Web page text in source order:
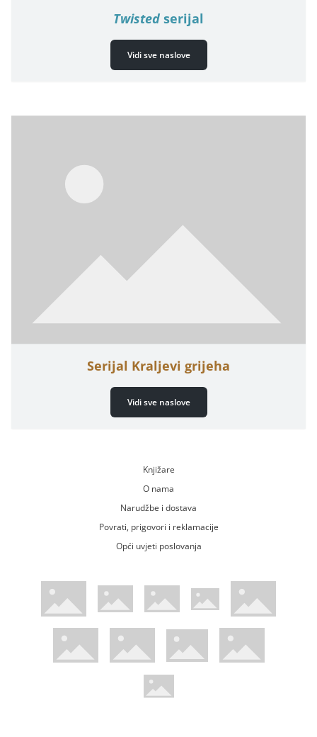
Twisted serijal
Vidi sve naslove
Serijal Kraljevi grijeha
Vidi sve naslove
Knjižare
O nama
Narudžbe i dostava
Povrati, prigovori i reklamacije
Opći uvjeti poslovanja
WsPay web stranicaMaestro web stranicaMastercard web stranicaAmerican Express web stranica
Visa web stranica
Diners web stranicaTrustwave certificiranoMastercard sigurnosni kod web
Pci Dss certificirano
Verified by Visa web stranica